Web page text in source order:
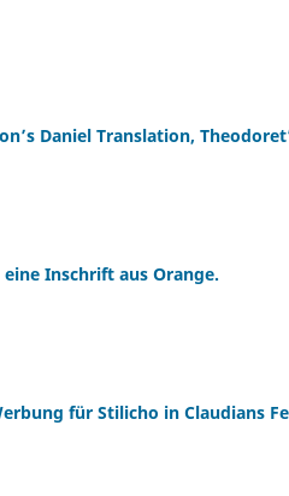
Daniel Translation,
Inschrift aus Orange.
für Stilicho in Claudians